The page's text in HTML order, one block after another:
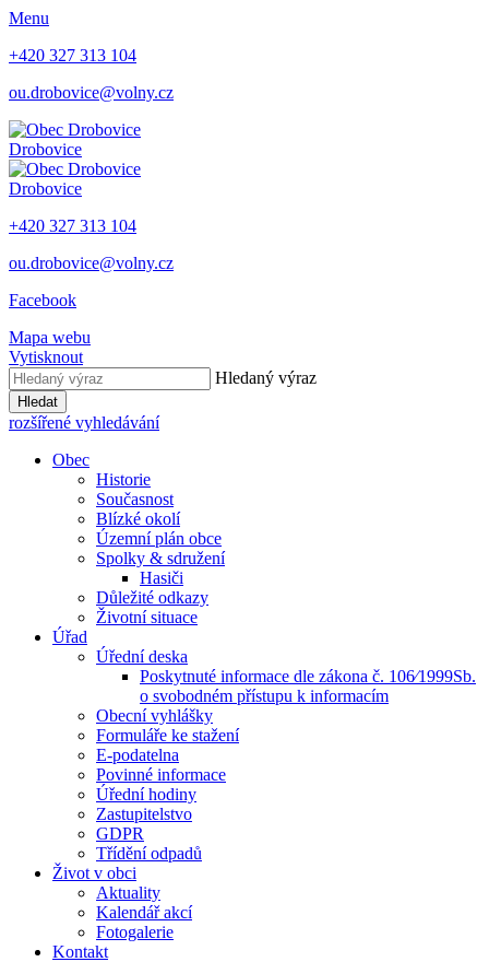
Menu
+420 327 313 104
ou.drobovice@volny.cz
Drobovice
Drobovice
+420 327 313 104
ou.drobovice@volny.cz
Facebook
Mapa webu
Vytisknout
Hledaný výraz
Hledat
rozšířené vyhledávání
Obec
Historie
Současnost
Blízké okolí
Územní plán obce
Spolky & sdružení
Hasiči
Důležité odkazy
Životní situace
Úřad
Úřední deska
Poskytnuté informace dle zákona č. 106⁄1999Sb.
o svobodném přístupu k informacím
Obecní vyhlášky
Formuláře ke stažení
E-podatelna
Povinné informace
Úřední hodiny
Zastupitelstvo
GDPR
Třídění odpadů
Život v obci
Aktuality
Kalendář akcí
Fotogalerie
Kontakt